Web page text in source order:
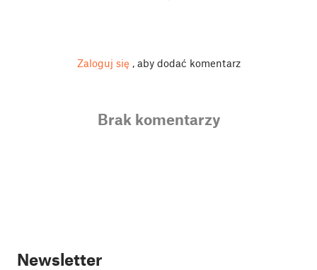
Zaloguj się , aby dodać komentarz
Brak komentarzy
Newsletter